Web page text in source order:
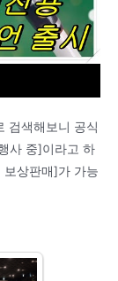
검색해보니 공식
사 중]이라고 하
보상판매]가 가능